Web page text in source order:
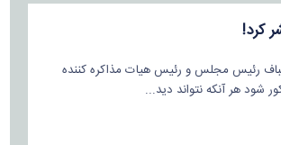
کرد!
رئیس مجلس و رئیس هیات مذاکره کننده
شود هر آنکه نتواند دید...